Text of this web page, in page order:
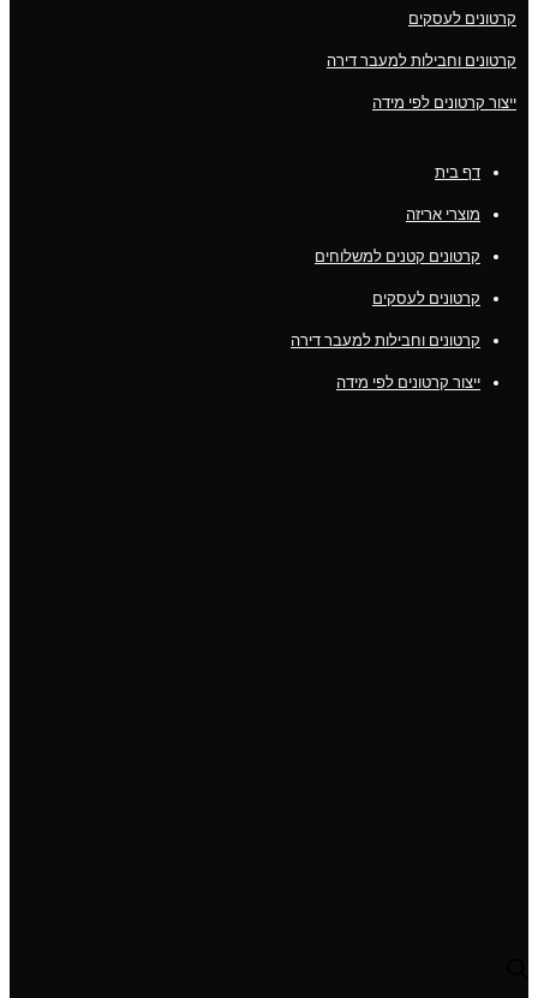
קרטונים לעסקים
קרטונים וחבילות למעבר דירה
ייצור קרטונים לפי מידה
דף בית
מוצרי אריזה
קרטונים קטנים למשלוחים
קרטונים לעסקים
קרטונים וחבילות למעבר דירה
ייצור קרטונים לפי מידה